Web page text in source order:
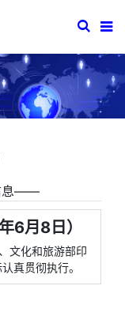
息――
6月8日）
文化和旅游部印
真贯彻执行。